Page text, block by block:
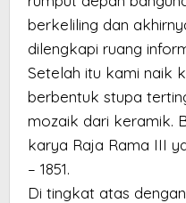
berkeliling dan
dilengkapi ruang
Setelah itu kami naik
berbentuk stupa
mozaik dari keramik.
karya Raja Rama III
– 1851.
Di tingkat atas